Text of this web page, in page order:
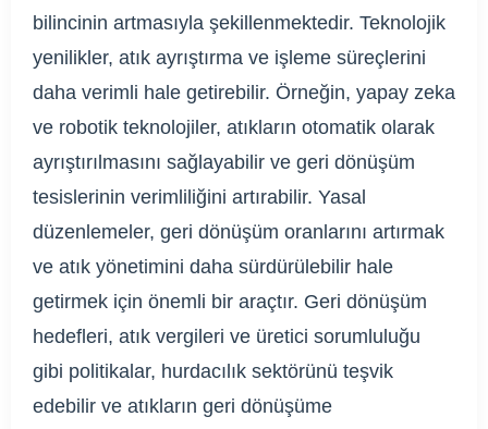
bilincinin artmasıyla şekillenmektedir. Teknolojik
yenilikler, atık ayrıştırma ve işleme süreçlerini
daha verimli hale getirebilir. Örneğin, yapay zeka
ve robotik teknolojiler, atıkların otomatik olarak
ayrıştırılmasını sağlayabilir ve geri dönüşüm
tesislerinin verimliliğini artırabilir. Yasal
düzenlemeler, geri dönüşüm oranlarını artırmak
ve atık yönetimini daha sürdürülebilir hale
getirmek için önemli bir araçtır. Geri dönüşüm
hedefleri, atık vergileri ve üretici sorumluluğu
gibi politikalar, hurdacılık sektörünü teşvik
edebilir ve atıkların geri dönüşüme